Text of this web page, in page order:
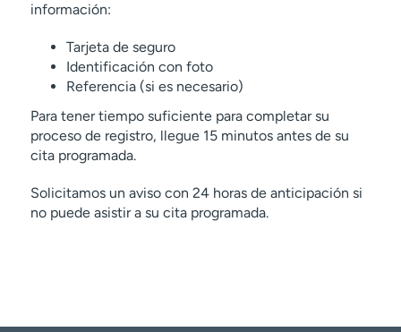
información:
Tarjeta de seguro
Identificación con foto
Referencia (si es necesario)
Para tener tiempo suficiente para completar su
proceso de registro, llegue 15 minutos antes de su
cita programada.
Solicitamos un aviso con 24 horas de anticipación si
no puede asistir a su cita programada.